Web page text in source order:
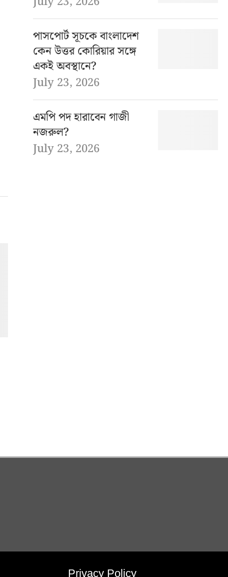
পাসপোর্ট সূচকে বাংলাদেশ
কেন উত্তর কোরিয়ার সঙ্গে
একই অবস্থানে?
July 23, 2026
এমপি পদ হারাবেন গাজী
নজরুল?
July 23, 2026
Privacy Policy